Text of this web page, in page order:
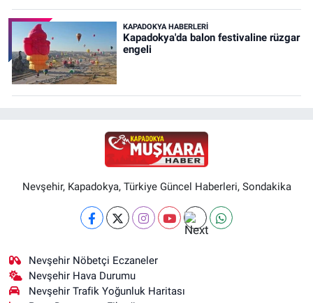
KAPADOKYA HABERLERI
Kapadokya'da balon festivaline rüzgar
engeli
Nevşehir, Kapadokya, Türkiye Güncel Haberleri, Sondakika
Nevşehir Nöbetçi Eczaneler
Nevşehir Hava Durumu
Nevşehir Trafik Yoğunluk Haritası